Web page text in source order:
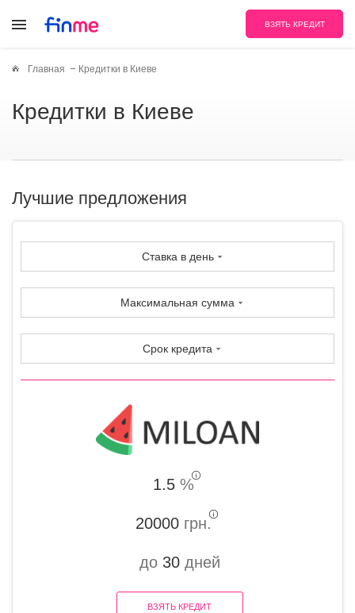
ВЗЯТЬ КРЕДИТ
Главная Кредитки в Киеве
Кредитки в Киеве
Лучшие предложения
Ставка в день
Максимальная сумма
Срок кредита
1.5 %
20000 грн.
до 30дней
ВЗЯТЬ КРЕДИТ